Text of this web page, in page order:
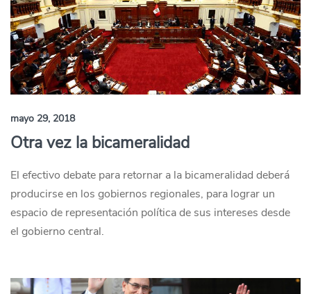
mayo 29, 2018
Otra vez la bicameralidad
El efectivo debate para retornar a la bicameralidad deberá
producirse en los gobiernos regionales, para lograr un
espacio de representación política de sus intereses desde
el gobierno central.